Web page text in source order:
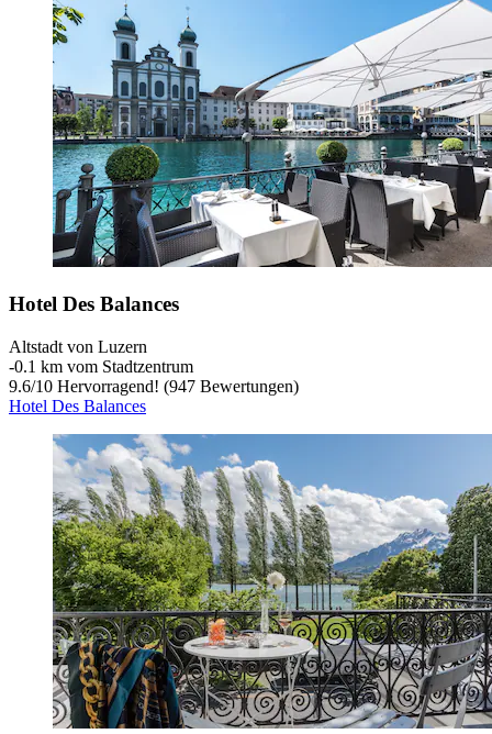
Hotel Des Balances
Altstadt von Luzern
‐0.1 km vom Stadtzentrum
9.6/10 Hervorragend! (947 Bewertungen)
Hotel Des Balances